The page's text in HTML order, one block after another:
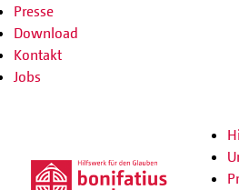
Presse
Download
Kontakt
Jobs